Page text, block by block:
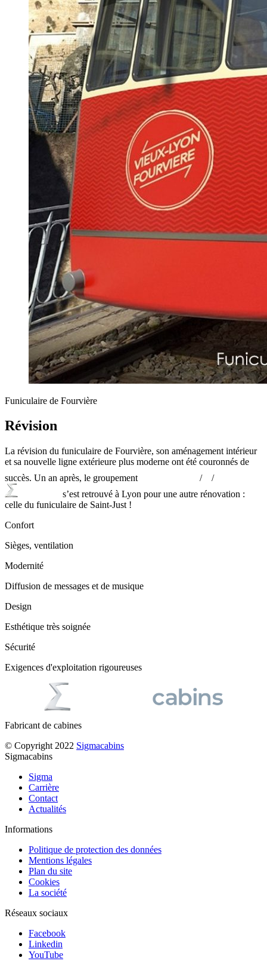
Funiculaire de Fourvière
Révision
La révision du funiculaire de Fourvière, son aménagement intérieur
et sa nouvelle ligne extérieure plus moderne ont été cou­ronnés de
succès. Un an après, le groupe­ment
/
/
s’est retrouvé à Lyon pour une autre rénovation :
celle du funiculaire de Saint-Just !
Confort
Sièges, ventilation
Modernité
Diffusion de messages et de musique
Design
Esthétique très soignée
Sécurité
Exigences d'exploitation rigoureuses
Fabricant de cabines
© Copyright 2022 Sigmacabins
Sigmacabins
Sigma
Carrière
Contact
Actualités
Informations
Politique de protection des données
Mentions légales
Plan du site
Cookies
La société
Réseaux sociaux
Facebook
Linkedin
YouTube